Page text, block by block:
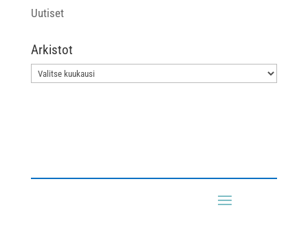
Uutiset
Arkistot
Arkistot